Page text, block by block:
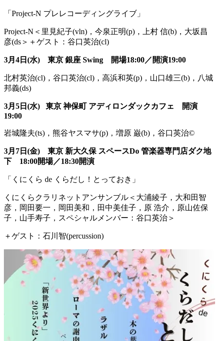
「Project-N プレレコーディングライブ」
Project-N＜里見紀子(vln)，今泉正明(p)，上村 信(b)，大坂昌
彦(ds＞＋ゲスト：谷口英治(cl)
3月4日(水) 東京 銀座 Swing 開場18:00／開演19:00
北村英治(cl)，谷口英治(cl)，高浜和英(p)， 山口雄三(b)，八城
邦義(ds)
3月5日(水) 東京 神保町 アディロンダックカフェ 開演
19:00
岩城隆夫(ts)，熊谷ヤスマサ(p)，増原 巌(b)，谷口英治©
3月7日(金) 東京 新大久保 スペースDo 管楽器専門店ダク地
下 18:00開場／18:30開演
「くにくら de くらだし！とっておき」
くにくらクラリネットアンサンブル＜大浦綾子，大和田智
彦， 岡田要一，岡田美和，田中美佳子，原 浩介，原山佐保
子，山手寿子，スペシャルメンバー：谷口英治＞
＋ゲスト：石川智(percussion)